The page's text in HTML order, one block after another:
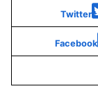
Twitter
Facebook